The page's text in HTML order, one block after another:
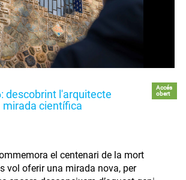
descobrint l'arquitecte
mirada científica
Accés
obert
el centenari de la mort
vol oferir una mirada nova, per